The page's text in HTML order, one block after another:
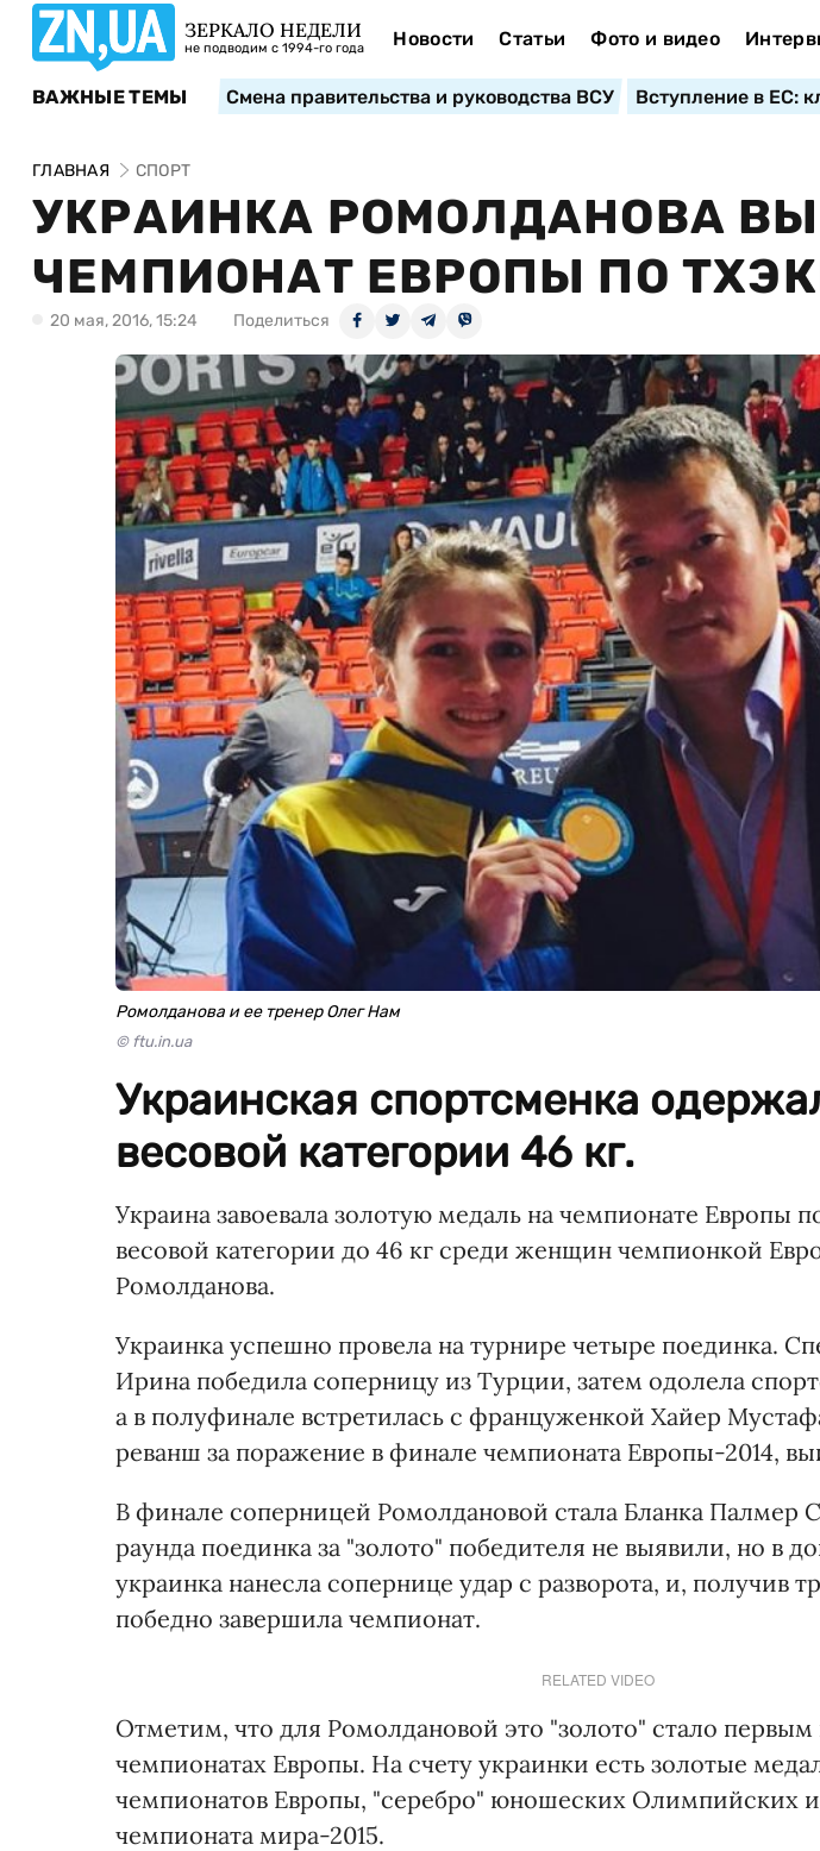
ЗЕРКАЛО НЕДЕЛИ
не подводим с 1994-го года Новости Статьи Фото и видео
ВАЖНЫЕ ТЕМЫ Смена правительства и руководства ВСУ Вступление в ЕС:
ГЛАВНАЯ СПОРТ
УКРАИНКА РОМОЛДАНОВА
ЧЕМПИОНАТ ЕВРОПЫ ПО
20 мая, 2016, 15:24 Поделиться
Ромолданова и ее тренер Олег Нам
© ftu.in.ua
Украинская спортсменка
весовой категории 46 кг.
Украина завоевала золотую медаль на чемпионате Европы
весовой категории до 46 кг среди женщин чемпионкой
Ромолданова.
Украинка успешно провела на турнире четыре поединка.
Ирина победила соперницу из Турции, затем одолела
а в полуфинале встретилась с француженкой Хайер
реванш за поражение в финале чемпионата Европы-2014,
В финале соперницей Ромолдановой стала Бланка Палмер
раунда поединка за "золото" победителя не выявили, но в
украинка нанесла сопернице удар с разворота, и, получив
победно завершила чемпионат.
RELATED VIDEO
Отметим, что для Ромолдановой это "золото" стало первым
чемпионатах Европы. На счету украинки есть золотые
чемпионатов Европы, "серебро" юношеских Олимпийских
чемпионата мира-2015.